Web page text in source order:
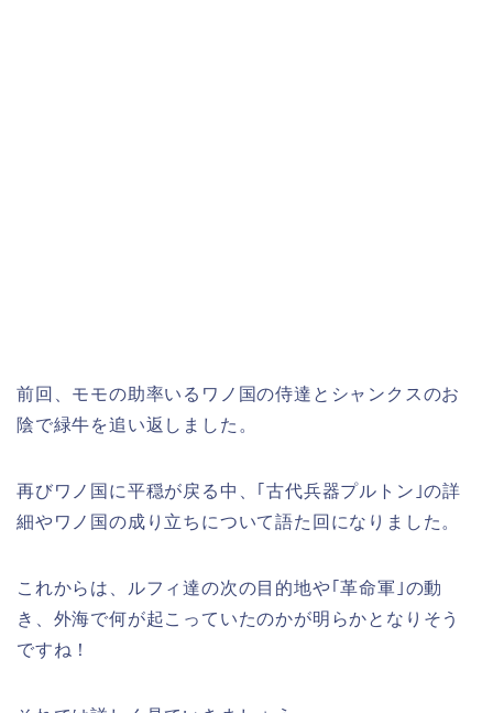
前回、モモの助率いるワノ国の侍達とシャンクスのお
陰で緑牛を追い返しました。
再びワノ国に平穏が戻る中、｢古代兵器プルトン｣の詳
細やワノ国の成り立ちについて語た回になりました。
これからは、ルフィ達の次の目的地や｢革命軍｣の動
き、外海で何が起こっていたのかが明らかとなりそう
ですね！